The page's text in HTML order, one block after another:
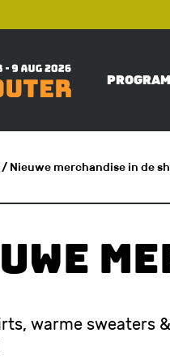
/ Nieuwe merchandise in de
warme sweaters